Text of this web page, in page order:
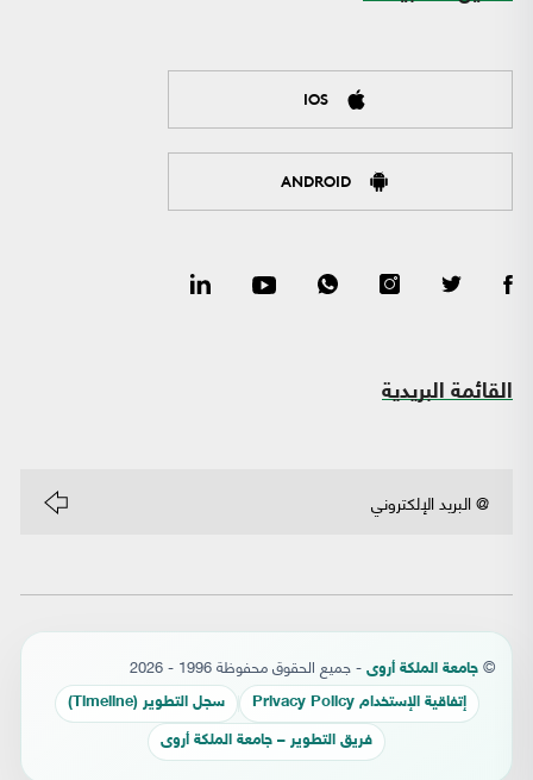
IOS
ANDROID
القائمة البريدية
© جامعة الملكة أروى - جميع الحقوق محفوظة 1996 - 2026
إتفاقية الإستخدام Privacy Policy سجل التطوير (Timeline)
فريق التطوير – جامعة الملكة أروى